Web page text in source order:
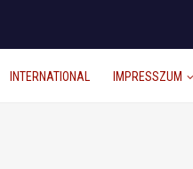
INTERNATIONAL IMPRESSZUM